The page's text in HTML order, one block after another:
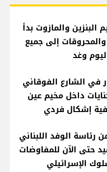
البنزين والمازوت بدأ
إلى جميع
وغد
في الشارع الفوقاني
داخل مخيم عين
إشكال فردي
رئاسة الوفد اللبناني
حتى الآن للمفاوضات
الإسرائيلي